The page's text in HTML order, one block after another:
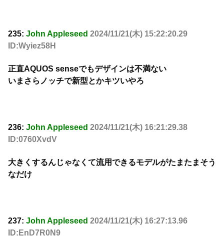
235: John Appleseed 2024/11/21(木) 15:22:20.29
ID:Wyiez58H
正直AQUOS senseでもデザインは不満ない
いまさらノッチで新型とかキツいやろ
236: John Appleseed 2024/11/21(木) 16:21:29.38
ID:0760XvdV
大きくするんじゃなくて流用できるモデルがたまたまそう
なだけ
237: John Appleseed 2024/11/21(木) 16:27:13.96
ID:EnD7R0N9